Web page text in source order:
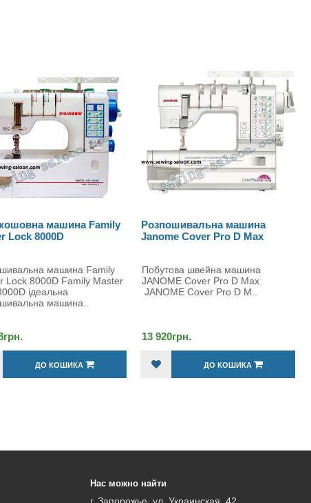
машина Family
Lock 8000D
машина Family
Lock 8000D Family Master
ідеальна
машина..
ДО КОШИКА
Розпошивальна машина
Janome Cover Pro D Max
Побутова швейна машина
JANOME Cover Pro D Max
JANOME Cover Pro D M..
13 920грн.
ДО КОШИКА
Нас можно найти